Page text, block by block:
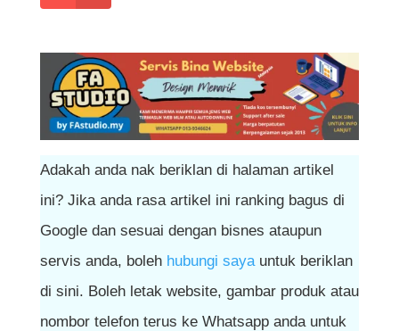
Adakah anda nak beriklan di halaman artikel
ini? Jika anda rasa artikel ini ranking bagus di
Google dan sesuai dengan bisnes ataupun
servis anda, boleh hubungi sayauntuk beriklan
di sini. Boleh letak website, gambar produk atau
nombor telefon terus ke Whatsapp anda untuk